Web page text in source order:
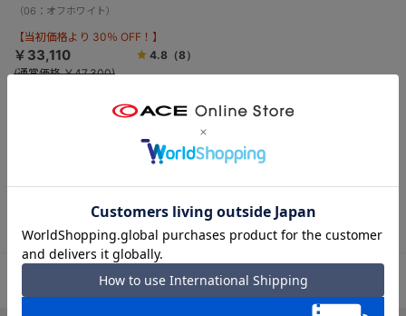
（06：オフホワイト）
【当初価格より 30％ OFF！】
￥33,110 4.8（8）
(通常価格 ￥47,300)
PC スマートフォン